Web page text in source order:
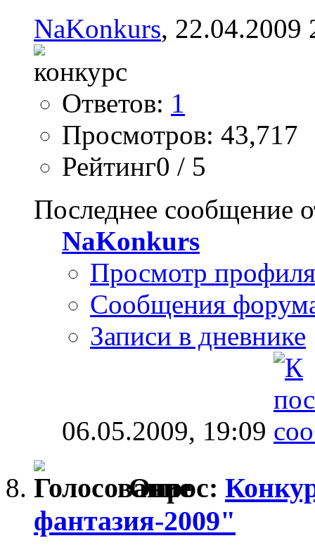
NaKonkurs, 22.04.2009
Ответов: 1
Просмотров: 43,717
Рейтинг0 / 5
Последнее сообщение
NaKonkurs
Просмотр профиля
Сообщения
Записи в дневнике
06.05.2009, 19:09
Опрос:
фантазия-2009"